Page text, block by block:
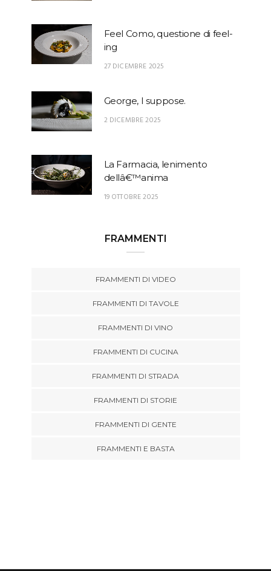
Feel Como, questione di feel-
ing
27 DICEMBRE 2025
George, I suppose.
2 DICEMBRE 2025
La Farmacia, lenimento
dellâ€™anima
19 OTTOBRE 2025
FRAMMENTI
FRAMMENTI DI VIDEO
FRAMMENTI DI TAVOLE
FRAMMENTI DI VINO
FRAMMENTI DI CUCINA
FRAMMENTI DI STRADA
FRAMMENTI DI STORIE
FRAMMENTI DI GENTE
FRAMMENTI E BASTA